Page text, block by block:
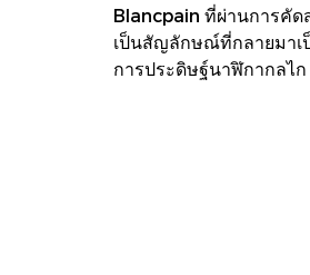
Blancpain ที่ผ่านการคั
เป็นสัญลักษณ์ที่กลายมาเ
การประดิษฐ์นาฬิกากลไ